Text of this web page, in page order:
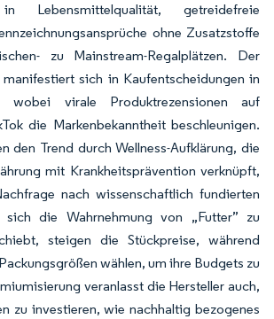
Lebensmittelqualität, getreidefreie
ohne Zusatzstoffe
zu Mainstream-Regalplätzen. Der
sich in Kaufentscheidungen in
wobei virale Produktrezensionen auf
die Markenbekanntheit beschleunigen.
den Trend durch Wellness-Aufklärung, die
mit Krankheitsprävention verknüpft,
nach wissenschaftlich fundierten
sich die Wahrnehmung von „Futter” zu
steigen die Stückpreise, während
wählen, um ihre Budgets zu
veranlasst die Hersteller auch,
zu investieren, wie nachhaltig bezogenes